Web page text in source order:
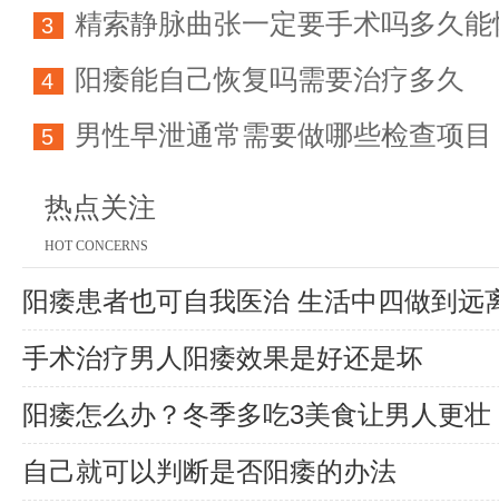
育能力
3 精索静脉曲张一定要手术吗多久能
4 阳痿能自己恢复吗需要治疗多久
5 男性早泄通常需要做哪些检查项目
热点关注
HOT CONCERNS
阳痿患者也可自我医治 生活中四做到远
手术治疗男人阳痿效果是好还是坏
阳痿怎么办？冬季多吃3美食让男人更壮
自己就可以判断是否阳痿的办法